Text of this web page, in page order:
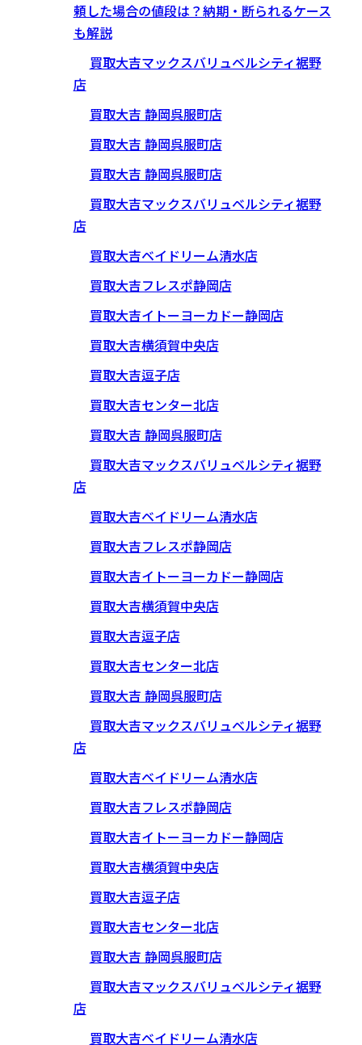
頼した場合の値段は？納期・断られるケース
も解説
買取大吉マックスバリュベルシティ裾野
店
買取大吉 静岡呉服町店
買取大吉 静岡呉服町店
買取大吉 静岡呉服町店
買取大吉マックスバリュベルシティ裾野
店
買取大吉ベイドリーム清水店
買取大吉フレスポ静岡店
買取大吉イトーヨーカドー静岡店
買取大吉横須賀中央店
買取大吉逗子店
買取大吉センター北店
買取大吉 静岡呉服町店
買取大吉マックスバリュベルシティ裾野
店
買取大吉ベイドリーム清水店
買取大吉フレスポ静岡店
買取大吉イトーヨーカドー静岡店
買取大吉横須賀中央店
買取大吉逗子店
買取大吉センター北店
買取大吉 静岡呉服町店
買取大吉マックスバリュベルシティ裾野
店
買取大吉ベイドリーム清水店
買取大吉フレスポ静岡店
買取大吉イトーヨーカドー静岡店
買取大吉横須賀中央店
買取大吉逗子店
買取大吉センター北店
買取大吉 静岡呉服町店
買取大吉マックスバリュベルシティ裾野
店
買取大吉ベイドリーム清水店